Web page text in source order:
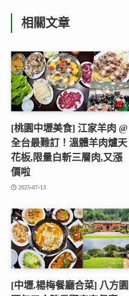
相關文章
[桃園中壢美食] 江家羊肉 @
全台最難訂！溫體羊肉爐天
花板,限量白斬三層肉,又漲
價啦
2025-07-13
[中壢.楊梅餐廳合菜] 八方園